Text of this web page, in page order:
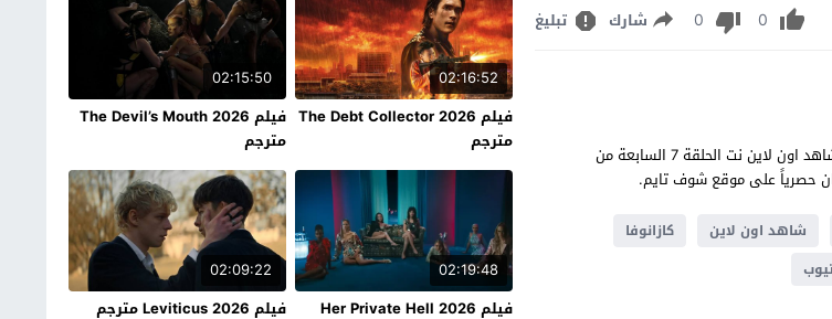
0
0 شارك تبليغ
كازانوفا الحلقة 7 كاملة يوتيوب مشاهدة وتحميل مسلسل كازانوفا الحلقة 7 بجودة عالية شاهد اون لاين نت الحلقة 7 السابعة من
شاهد اون لاين
كازانوفا
02:16:52
فيلم The Debt Collector 2026
مترجم
02:15:50
فيلم The Devil’s Mouth 2026
مترجم
02:19:48
فيلم Her Private Hell 2026
02:09:22
فيلم Leviticus 2026 مترجم